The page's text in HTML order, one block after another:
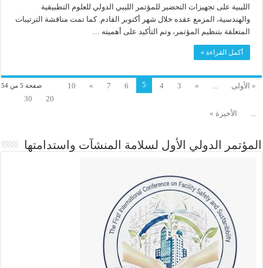
الليبية على تجهيزات التحضير للمؤتمر الليبي الدولي للعلوم التطبيقية
والهندسية، المزمع عقده خلال شهر أكتوبر القادم. كما تمت مناقشة الترتيبات
المتعلقة بتنظيم المؤتمر، وتم التأكيد على أهميته …
أكمل القراءة »
صفحة 5 من 54 « الأولى ...
«
3
4
5
6
7
»
10
20
30
...
الأخيرة »
المؤتمر الدولي الأول لسلامة المنشآت واستدامتها